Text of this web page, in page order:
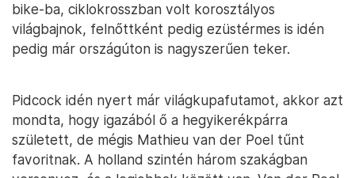
bike-ba, ciklokrosszban volt korosztályos
világbajnok, felnőttként pedig ezüstérmes is idén
pedig már országúton is nagyszerűen teker.
Pidcock idén nyert már világkupafutamot, akkor azt
mondta, hogy igazából ő a hegyikerékpárra
született, de mégis Mathieu van der Poel tűnt
favoritnak. A holland szintén három szakágban